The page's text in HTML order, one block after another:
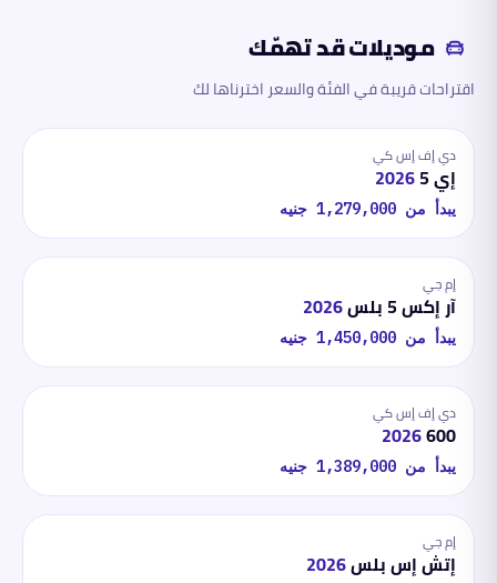
موديلات قد تهمّك
اقتراحات قريبة في الفئة والسعر اخترناها لك
دي إف إس كي
إي 5 2026
يبدأ من 1,279,000 جنيه
إم جي
آر إكس 5 بلس 2026
يبدأ من 1,450,000 جنيه
دي إف إس كي
600
2026
يبدأ من 1,389,000 جنيه
إم جي
إتش إس بلس2026